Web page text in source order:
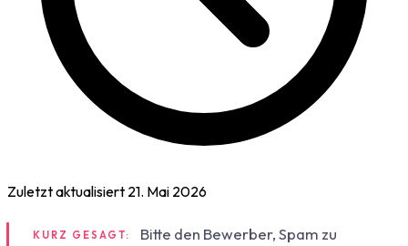
Zuletzt aktualisiert 21. Mai 2026
KURZ GESAGT:
Bitte den Bewerber, Spam zu